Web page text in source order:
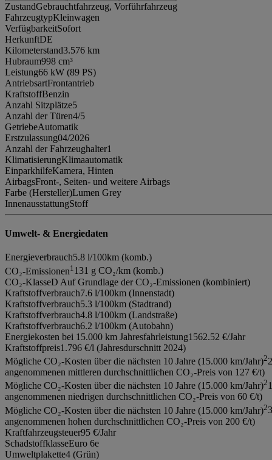
ZustandGebrauchtfahrzeug, Vorführfahrzeug
FahrzeugtypKleinwagen
VerfügbarkeitSofort
HerkunftDE
Kilometerstand3.576 km
Hubraum998 cm³
Leistung66 kW (89 PS)
AntriebsartFrontantrieb
KraftstoffBenzin
Anzahl Sitzplätze5
Anzahl der Türen4/5
GetriebeAutomatik
Erstzulassung04/2026
Anzahl der Fahrzeughalter1
KlimatisierungKlimaautomatik
EinparkhilfeKamera, Hinten
AirbagsFront-, Seiten- und weitere Airbags
Farbe (Hersteller)Lumen Grey
InnenausstattungStoff
Umwelt- & Energiedaten
Energieverbrauch5.8 l/100km (komb.)
CO₂-Emissionen1 131 g CO₂/km (komb.)
CO₂-KlasseD Auf Grundlage der CO₂-Emissionen (kombiniert)
Kraftstoffverbrauch7.6 l/100km (Innenstadt)
Kraftstoffverbrauch5.3 l/100km (Stadtrand)
Kraftstoffverbrauch4.8 l/100km (Landstraße)
Kraftstoffverbrauch6.2 l/100km (Autobahn)
Energiekosten bei 15.000 km Jahresfahrleistung1562.52 €/Jahr
Kraftstoffpreis1.796 €/l (Jahresdurschnitt 2024)
Mögliche CO₂-Kosten über die nächsten 10 Jahre (15.000 km/Jahr)2
angenommenen mittleren durchschnittlichen CO₂-Preis von 127 €/t)
Mögliche CO₂-Kosten über die nächsten 10 Jahre (15.000 km/Jahr)2
angenommenen niedrigen durchschnittlichen CO₂-Preis von 60 €/t)
Mögliche CO₂-Kosten über die nächsten 10 Jahre (15.000 km/Jahr)2
angenommenen hohen durchschnittlichen CO₂-Preis von 200 €/t)
Kraftfahrzeugsteuer95 €/Jahr
SchadstoffklasseEuro 6e
Umweltplakette4 (Grün)